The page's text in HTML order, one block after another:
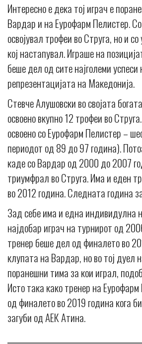
Интересно е дека тој играч е
Вардар и на Еурофарм Пелистер.
освојувал трофеи во Струга, но и
кој настапувал. Играше на
беше дел од сите најголеми успеси
репрезентацијата на Македонија.
Стевче Алушовски во својата
освоено вкупно 12 трофеи во
освоено со Еурофарм Пелистер –
периодот од 89 до 97 година).
каде со Вардар од 2000 до 2007
триумфрал во Струга. Има и еден
во 2012 година. Следната година
Зад себе има и една индивидулнa
најдобар играч на турнирот од
тренер беше дел од финалето во
клупата на Вардар, но во тој дуел
поранешни тима за кои играл,
Исто така како тренер на
од финалето во 2019 година кога
загуби од АЕК Атина.